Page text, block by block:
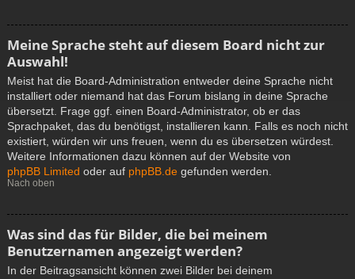
Meine Sprache steht auf diesem Board nicht zur
Auswahl!
Meist hat die Board-Administration entweder deine Sprache nicht
installiert oder niemand hat das Forum bislang in deine Sprache
übersetzt. Frage ggf. einen Board-Administrator, ob er das
Sprachpaket, das du benötigst, installieren kann. Falls es noch nicht
existiert, würden wir uns freuen, wenn du es übersetzen würdest.
Weitere Informationen dazu können auf der Website von
phpBB Limited oder auf phpBB.de gefunden werden.
Nach oben
Was sind das für Bilder, die bei meinem
Benutzernamen angezeigt werden?
In der Beitragsansicht können zwei Bilder bei deinem